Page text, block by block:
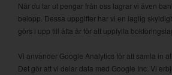
När du tar ut pengar från oss lagrar vi även
belopp. Dessa uppgifter har vi en laglig
görs i upp till åtta år för att uppfylla
Vi använder Google Analytics för att samla in
Det gör att vi delar data med Google Inc. Vi